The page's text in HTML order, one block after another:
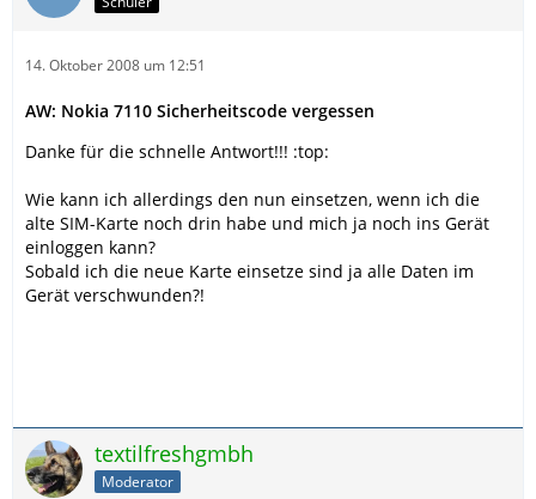
14. Oktober 2008 um 12:51
AW: Nokia 7110 Sicherheitscode vergessen
Danke für die schnelle Antwort!!! :top:
Wie kann ich allerdings den nun einsetzen, wenn ich die
alte SIM-Karte noch drin habe und mich ja noch ins Gerät
einloggen kann?
Sobald ich die neue Karte einsetze sind ja alle Daten im
Gerät verschwunden?!
textilfreshgmbh
Moderator